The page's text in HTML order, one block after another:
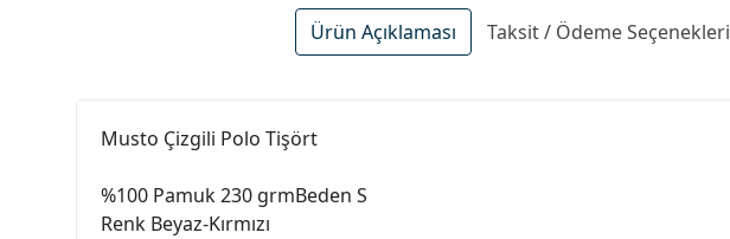
Ürün Açıklaması Taksit / Ödeme Seçenekleri
Musto Çizgili Polo Tişört
%100 Pamuk 230 grmBeden S
Renk Beyaz-Kırmızı